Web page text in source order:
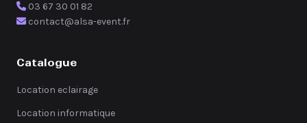
03 67 30 01 82
contact@alsa-event.fr
Catalogue
Location eclairage
Location informatique